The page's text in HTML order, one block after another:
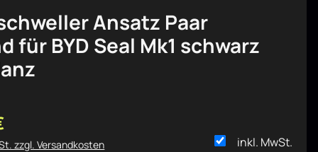
Ansatz Paar
für BYD Seal Mk1 schwarz
inkl. MwSt.
zzgl. Versandkosten